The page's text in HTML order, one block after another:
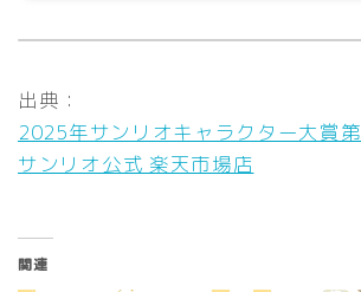
出典：
2025年サンリオキャラクター大賞
サンリオ公式 楽天市場店
関連